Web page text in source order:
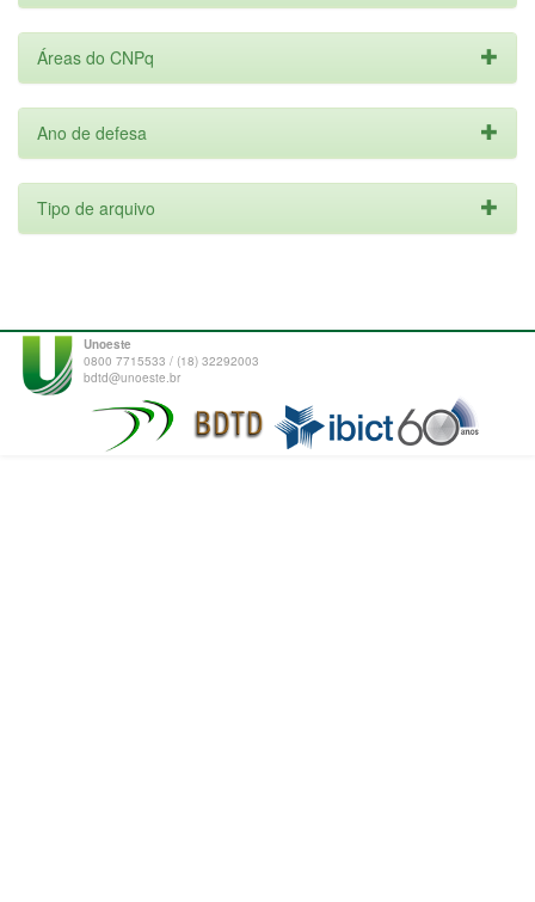
Áreas do CNPq
Ano de defesa
Tipo de arquivo
Unoeste
0800 7715533 / (18) 32292003
bdtd@unoeste.br